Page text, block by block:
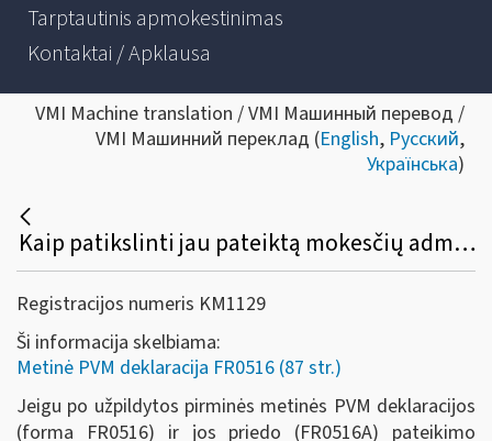
Tarptautinis apmokestinimas
Kontaktai / Apklausa
VMI Machine translation / VMI Машинный перевод /
VMI Машинний переклад (English, Русский,
Українська)
Kaip patikslinti jau pateiktą mokesčių administratoriui metinę PVM deklaraciją (FR0516) ir jos priedą (FR0516A)?
Registracijos numeris KM1129
Ši informacija skelbiama:
Metinė PVM deklaracija FR0516 (87 str.)
Jeigu po užpildytos pirminės metinės PVM deklaracijos
(forma FR0516) ir jos priedo (FR0516A) pateikimo